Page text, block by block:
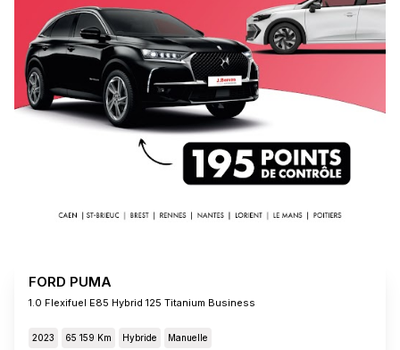
FORD PUMA
1.0 Flexifuel E85 Hybrid 125 Titanium Business
2023 65 159 Km Hybride Manuelle